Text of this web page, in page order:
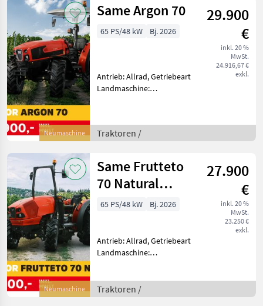
Turbolader mit L
Neumaschine
Same Argon 70
29.900
€
inkl. 20 %
MwSt.
24.916,67 €
exkl.
65 PS/48 kW Bj. 2026
Antrieb: Allrad, Getriebeart
Landmaschine:
Zapfwellendrehzahl:
540/540E,
Turbol
Traktoren /
Neumaschine
Same Frutteto
70 Natural
(Stage V)
27.900
€
inkl. 20 %
MwSt.
23.250 €
exkl.
65 PS/48 kW Bj. 2026
Antrieb: Allrad, Getriebeart
Landmaschine:
Zapfwellendrehzahl: 540,
Höchstgeschwindigkeit in
Traktoren /